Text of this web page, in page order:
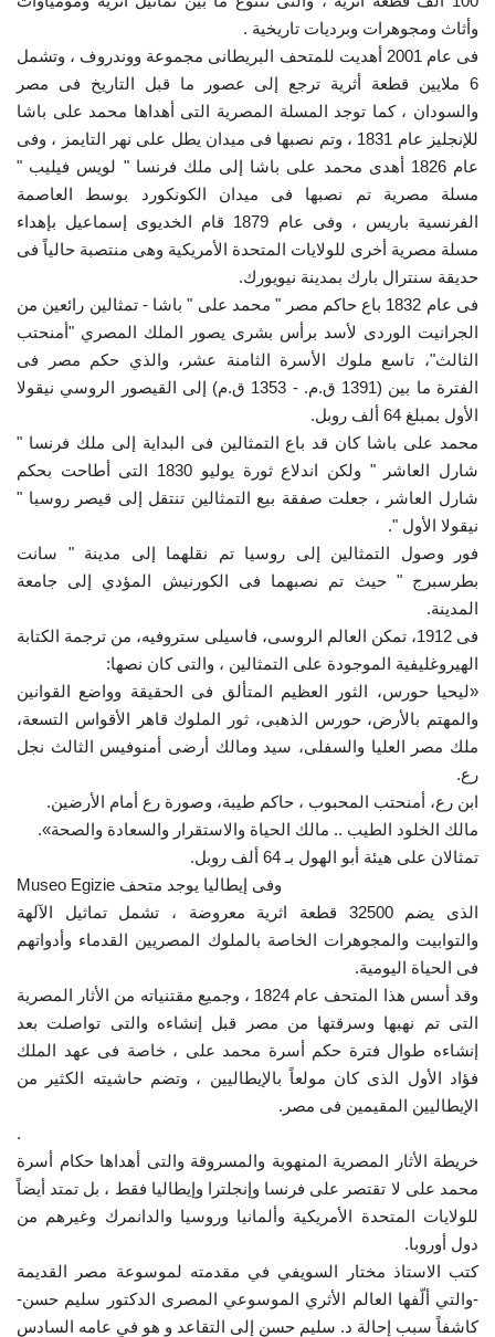
وأثاث ومجوهرات وبرديات تاريخية .
فى عام 2001 أهديت للمتحف البريطانى مجموعة ووندروف ، وتشمل
6 ملايين قطعة أثرية ترجع إلى عصور ما قبل التاريخ فى مصر
والسودان ، كما توجد المسلة المصرية التى أهداها محمد على باشا
للإنجليز عام 1831 ، وتم نصبها فى ميدان يطل على نهر التايمز ، وفى
عام 1826 أهدى محمد على باشا إلى ملك فرنسا " لويس فيليب "
مسلة مصرية تم نصبها فى ميدان الكونكورد بوسط العاصمة
الفرنسية باريس ، وفى عام 1879 قام الخديوى إسماعيل بإهداء
مسلة مصرية أخرى للولايات المتحدة الأمريكية وهى منتصبة حالياً فى
حديقة سنترال بارك بمدينة نيويورك.
فى عام 1832 باع حاكم مصر " محمد على " باشا - تمثالين رائعين من
الجرانيت الوردى لأسد برأس بشرى يصور الملك المصري "أمنحتب
الثالث"، تاسع ملوك الأسرة الثامنة عشر، والذي حكم مصر فى
الفترة ما بين (1391 ق.م. - 1353 ق.م) إلى القيصور الروسي نيقولا
الأول بمبلغ 64 ألف روبل.
محمد على باشا كان قد باع التمثالين فى البداية إلى ملك فرنسا "
شارل العاشر " ولكن اندلاع ثورة يوليو 1830 التى أطاحت بحكم
شارل العاشر ، جعلت صفقة بيع التمثالين تنتقل إلى قيصر روسيا "
نيقولا الأول ".
فور وصول التمثالين إلى روسيا تم نقلهما إلى مدينة " سانت
بطرسبرج " حيث تم نصبهما فى الكورنيش المؤدي إلى جامعة
المدينة.
فى 1912، تمكن العالم الروسى، فاسيلى ستروفيه، من ترجمة الكتابة
الهيروغليفية الموجودة على التمثالين ، والتى كان نصها:
«ليحيا حورس، الثور العظيم المتألق فى الحقيقة وواضع القوانين
والمهتم بالأرض، حورس الذهبى، ثور الملوك قاهر الأقواس التسعة،
ملك مصر العليا والسفلى، سيد ومالك أرضى أمنوفيس الثالث نجل
رع.
ابن رع، أمنحتب المحبوب ، حاكم طيبة، وصورة رع أمام الأرضين.
مالك الخلود الطيب .. مالك الحياة والاستقرار والسعادة والصحة».
تمثالان على هيئة أبو الهول بـ 64 ألف روبل.
Museo Egizie وفى إيطاليا يوجد متحف
الذى يضم 32500 قطعة اثرية معروضة ، تشمل تماثيل الآلهة
والتوابيت والمجوهرات الخاصة بالملوك المصريين القدماء وأدواتهم
فى الحياة اليومية.
وقد أسس هذا المتحف عام 1824 ، وجميع مقتنياته من الأثار المصرية
التى تم نهبها وسرقتها من مصر قبل إنشاءه والتى تواصلت بعد
إنشاءه طوال فترة حكم أسرة محمد على ، خاصة فى عهد الملك
فؤاد الأول الذى كان مولعاً بالإيطاليين ، وتضم حاشيته الكثير من
الإيطاليين المقيمين فى مصر.
.
خريطة الأثار المصرية المنهوبة والمسروقة والتى أهداها حكام أسرة
محمد على لا تقتصر على فرنسا وإنجلترا وإيطاليا فقط ، بل تمتد أيضاً
للولايات المتحدة الأمريكية وألمانيا وروسيا والدانمرك وغيرهم من
دول أوروبا.
كتب الاستاذ مختار السويفي في مقدمته لموسوعة مصر القديمة
-والتي ألّفها العالم الأثري الموسوعي المصرى الدكتور سليم حسن-
كاشفاً سبب إحالة د. سليم حسن إلى التقاعد و هو في عامه السادس